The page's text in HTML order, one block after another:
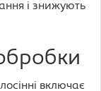
і знижують
включає